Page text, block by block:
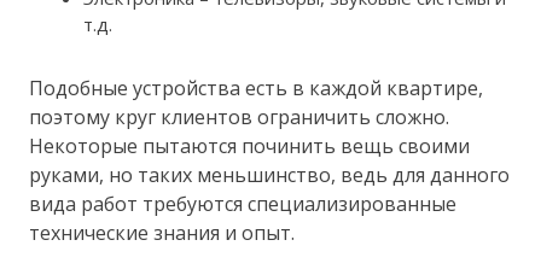
т.д.
Подобные устройства есть в каждой квартире,
поэтому круг клиентов ограничить сложно.
Некоторые пытаются починить вещь своими
руками, но таких меньшинство, ведь для данного
вида работ требуются специализированные
технические знания и опыт.